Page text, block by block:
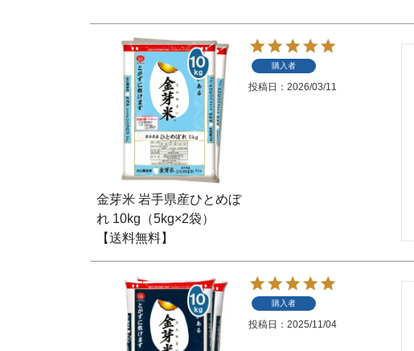
金芽米 岩手県産ひとめぼ
れ 10kg（5kg×2袋）
【送料無料】
購入者
投稿日 2026/03/11
購入者
投稿日 2025/11/04